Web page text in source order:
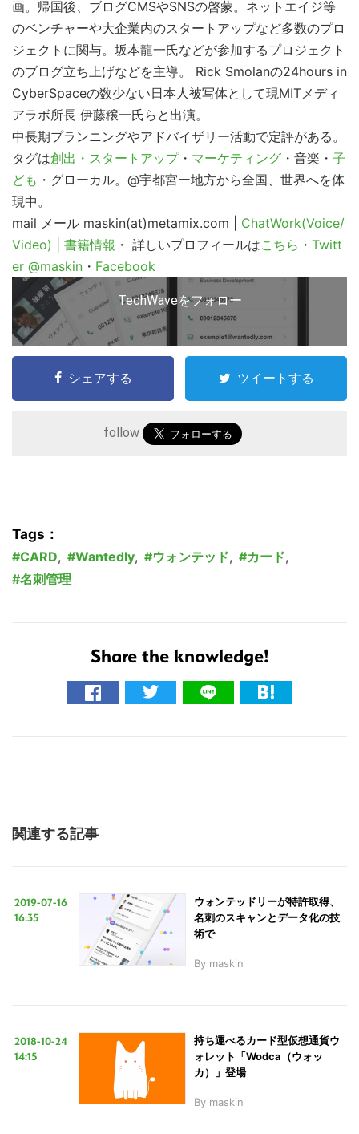
画。帰国後、ブログCMSやSNSの啓蒙。ネットエイジ等
のベンチャーや大企業内のスタートアップなど多数のプロ
ジェクトに関与。坂本龍一氏などが参加するプロジェクト
のブログ立ち上げなどを主導。 Rick Smolanの24hours in
CyberSpaceの数少ない日本人被写体として現MITメディ
アラボ所長 伊藤穣一氏らと出演。
中長期プランニングやアドバイザリー活動で定評がある。
タグは創出・スタートアップ・ マーケティング ・音楽・ 子
ども ・グローカル。@宇都宮ー地方から全国、世界へを体
現中。
mail メール maskin(at)metamix.com | ChatWork(Voice/
Video)
書籍情報 ・ 詳しいプロフィールはこちら ・ Twitt
er @maskin ・ Facebook
TechWaveをフォロー
シェアする ツイートする
follow
Tags：
CARD, Wantedly, ウォンテッド, カード,
名刺管理
Share the knowledge!
関連する記事
2019-07-16
16:35
ウォンテッドリーが特許取得、
名刺のスキャンとデータ化の技
術で
By maskin
2018-10-24
14:15
持ち運べるカード型仮想通貨ウ
ォレット「Wodca（ウォッ
カ）」登場
By maskin